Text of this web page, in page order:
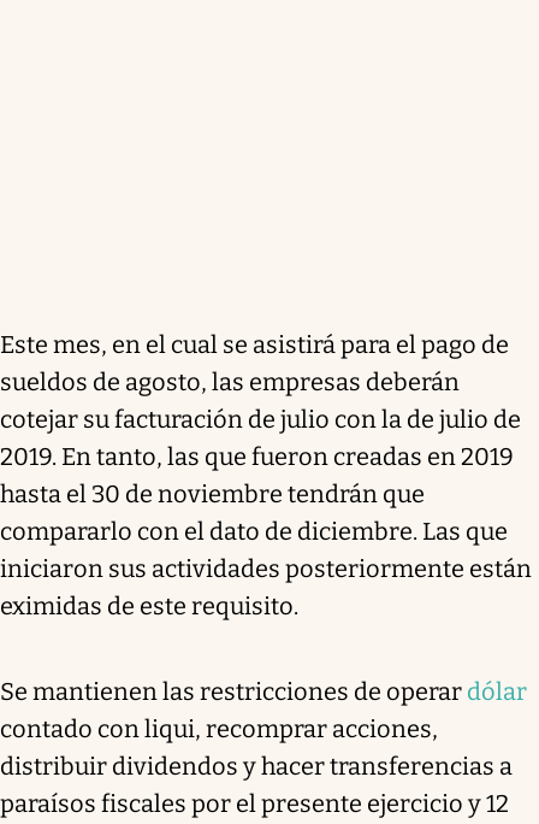
Este mes, en el cual se asistirá para el pago de
sueldos de agosto, las empresas deberán
cotejar su facturación de julio con la de julio de
2019. En tanto, las que fueron creadas en 2019
hasta el 30 de noviembre tendrán que
compararlo con el dato de diciembre. Las que
iniciaron sus actividades posteriormente están
eximidas de este requisito.
Se mantienen las restricciones de operar dólar
contado con liqui, recomprar acciones,
distribuir dividendos y hacer transferencias a
paraísos fiscales por el presente ejercicio y 12